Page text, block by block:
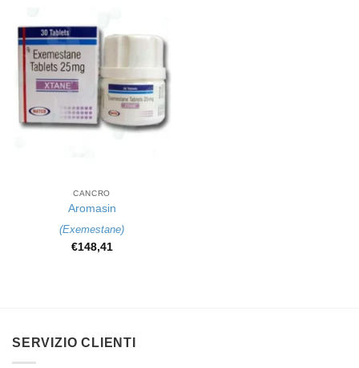
CANCRO
Aromasin
(Exemestane)
€148,41
SERVIZIO CLIENTI